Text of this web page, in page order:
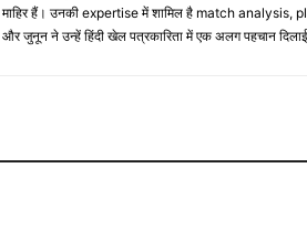
माहिर हैं। उनकी expertise में शामिल है match
और जुनून ने उन्हें हिंदी खेल पत्रकारिता में एक अलग पहचान